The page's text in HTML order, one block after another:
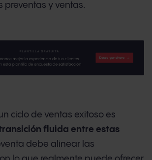
preventas y ventas.
ciclo de ventas exitoso es
fluida entre estas
debe alinear las